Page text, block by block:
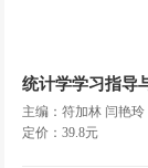
统计学学习指导
主编：符加林 闫艳玲
定价：39.8元